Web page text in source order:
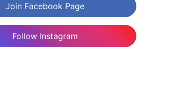
Join Facebook Page
Follow Instagram